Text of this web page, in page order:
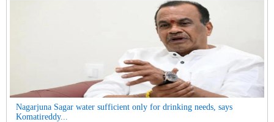
Nagarjuna Sagar water sufficient only for drinking needs, says
Komatireddy...